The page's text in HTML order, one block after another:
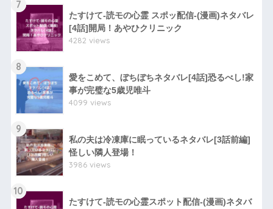
7
たすけて-読モの心霊 スポッ配信-(漫画)ネタバレ
[4話]開局！あやひクリニック
4282 views
8
愛をこめて、ぼちぼちネタバレ[4話]恐るべし!家
事が完璧な5歳児唯斗
4099 views
9
私の夫は冷凍庫に眠っているネタバレ[3話前編]
怪しい隣人登場！
3986 views
10
たすけて-読モの心霊スポット配信-(漫画)ネタバ